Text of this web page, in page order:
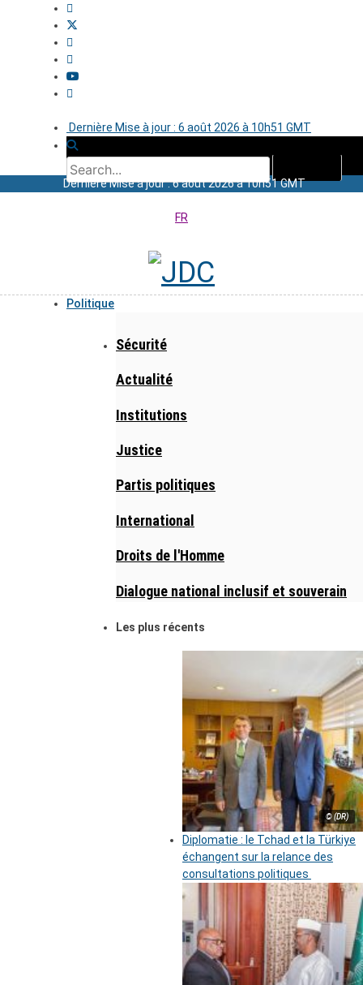
Dernière Mise à jour : 6 août 2026 à 10h51 GMT
Dernière Mise à jour : 6 août 2026 à 10h51 GMT
FR
Politique
Sécurité
Actualité
Institutions
Justice
Partis politiques
International
Droits de l'Homme
Dialogue national inclusif et souverain
Les plus récents
© (DR)
Diplomatie : le Tchad et la Türkiye
échangent sur la relance des
consultations politiques